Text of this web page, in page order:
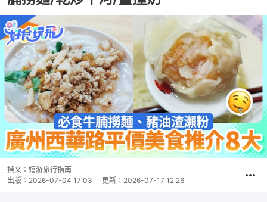
撰文： 嬉游旅行指南
出版： 2026-07-04 17:03 更新： 2026-07-17 12:26